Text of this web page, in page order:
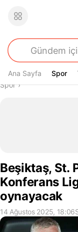
Ana Sayfa Spor
Spor
Buradasın
Spor›
Beşiktaş, St.
Konferans
oynayacak
14 Ağustos 2025, 18:06